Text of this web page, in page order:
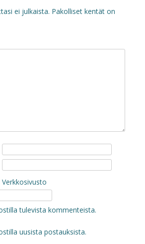
ei julkaista. Pakolliset kentät on
Verkkosivusto
tulevista kommenteista.
uusista postauksista.